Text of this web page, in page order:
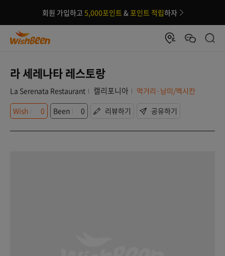
회원 가입하고 5,000포인트 &포인트 적립하자
라 세레나타 레스토랑
La Serenata Restaurant 캘리포니아
먹거리·남미/멕시칸
Wish
0 Been 0 리뷰하기 공유하기